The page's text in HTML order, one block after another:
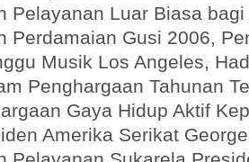
Pelayanan Luar Biasa
Perdamaian Gusi 2006,
Musik Los Angeles,
Penghargaan Tahunan
Gaya Hidup Aktif
Amerika Serikat